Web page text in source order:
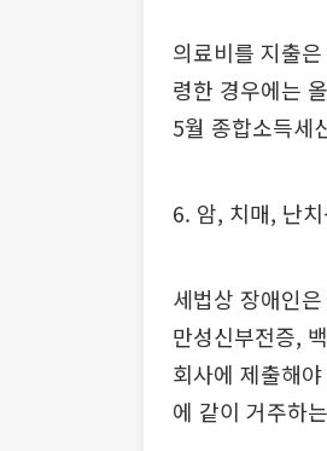
의료비를 지출
령한 경우에는
5월 종합소득세
6. 암, 치매, 난
세법상 장애인
만성신부전증,
회사에 제출해
에 같이 거주하